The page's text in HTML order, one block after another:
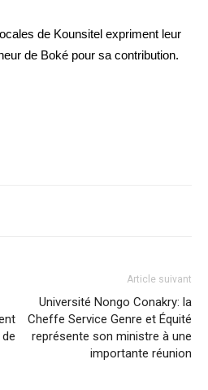
de Kounsitel expriment leur
de Boké pour sa contribution.
Article suivant
Université Nongo Conakry: la
Cheffe Service Genre et Équité
représente son ministre à une
importante réunion